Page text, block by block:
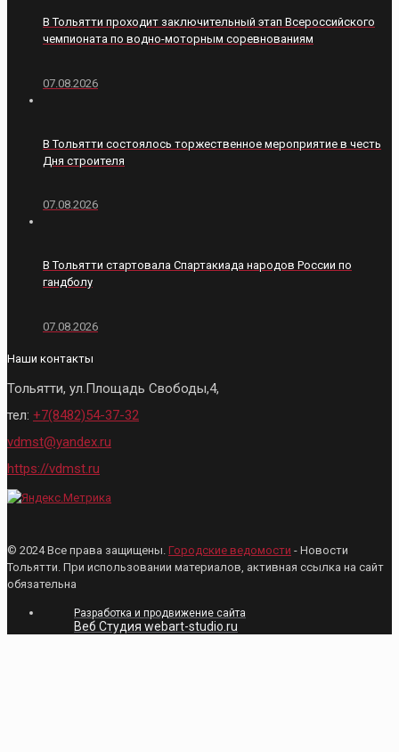
В Тольятти проходит заключительный этап Всероссийского
чемпионата по водно-моторным соревнованиям
07.08.2026
В Тольятти состоялось торжественное мероприятие в честь
Дня строителя
07.08.2026
В Тольятти стартовала Спартакиада народов России по
гандболу
07.08.2026
Наши контакты
Тольятти, ул.Площадь Свободы,4,
тел: +7(8482)54-37-32
vdmst@yandex.ru
https://vdmst.ru
© 2024 Все права защищены. Городские ведомости - Новости
Тольятти. При использовании материалов, активная ссылка на сайт
обязательна
Разработка и продвижение сайта
Веб Студия webart-studio.ru